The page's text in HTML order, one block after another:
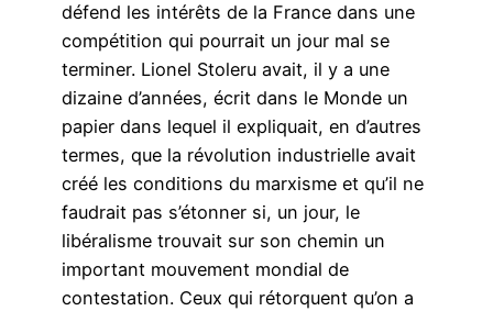
défend les intérêts de la France dans une
compétition qui pourrait un jour mal se
terminer. Lionel Stoleru avait, il y a une
dizaine d’années, écrit dans le Monde un
papier dans lequel il expliquait, en d’autres
termes, que la révolution industrielle avait
créé les conditions du marxisme et qu’il ne
faudrait pas s’étonner si, un jour, le
libéralisme trouvait sur son chemin un
important mouvement mondial de
contestation. Ceux qui rétorquent qu’on a